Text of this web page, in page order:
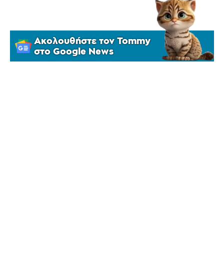
Ακολουθήστε τον Tommy
στο Google News